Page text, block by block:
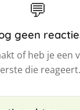
💬
geen
of heb je een
die reageert.